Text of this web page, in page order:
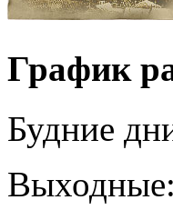
График
Будние
Выходные: